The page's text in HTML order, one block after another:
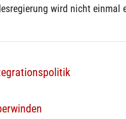
wird nicht einmal